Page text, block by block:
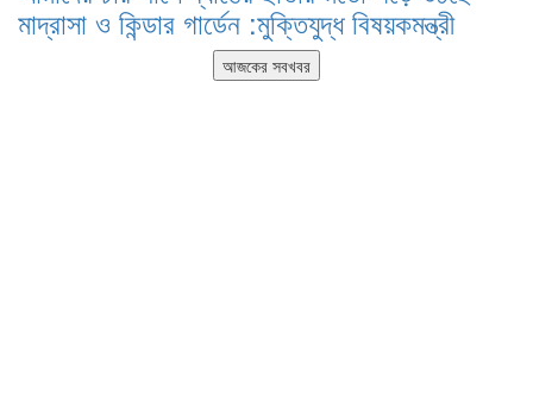
মাদ্রাসা ও কিন্ডার গার্ডেন :মুক্তিযুদ্ধ বিষয়কমন্ত্রী